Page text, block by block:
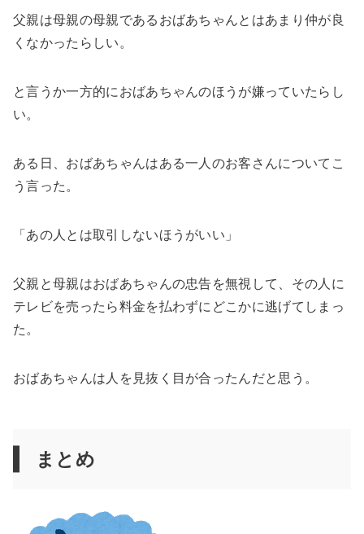
父親は母親の母親であるおばあちゃんとはあまり仲が良
くなかったらしい。
と言うか一方的におばあちゃんのほうが嫌っていたらし
い。
ある日、おばあちゃんはある一人のお客さんについてこ
う言った。
「あの人とは取引しないほうがいい」
父親と母親はおばあちゃんの忠告を無視して、その人に
テレビを売ったら料金を払わずにどこかに逃げてしまっ
た。
おばあちゃんは人を見抜く目が合ったんだと思う。
まとめ